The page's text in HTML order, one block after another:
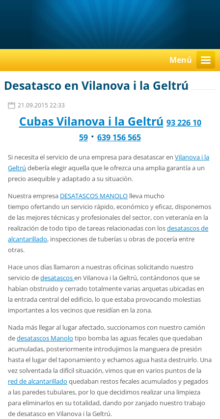
Menú
Desatasco en Vilanova i la Geltrú
21.09.2015 22:33
Cubas Vilanova i la Geltrú 93 226 10
59 · 639 156 565
Si necesita el servicio de una empresa para desatascar enVilanova i la
Geltrú debería elegir aquella que le ofrezca una amplia garantía a un
precio asequible y adaptado a su situación.
Nuestra empresa DESATASCOS MANOLO lleva mucho
tiempo ofertando un servicio rápido, económico y eficaz, disponemos
de las mejores técnicas y profesionales del sector, con veteranía en la
realización de todo tipo de tareas relacionadas con losdesatascos de
alcantarillado, inspecciones de tuberías u obras de pocería entre
otras.
Hace unos días llamaron a nuestras oficinas solicitando nuestro
servicio dedesatascosen Vilanova i la Geltrú, contándonos que se
habían obstruido y cerrado totalmente varias arquetas ubicadas en
la entrada central del edificio, lo que estaba provocando molestias
importantes a los vecinos que residían en la zona.
Nada más llegar al lugar afectado, succionamos con nuestro camión
dedesatascos Manolo tipo bomba las aguas fecales que quedaban
acumuladas, posteriormente introdujimos la manguera de presión
hasta el lugar del taponamiento y echamos agua hasta destruirlo. Una
vez solventada la difícil situación, vimos que en varios puntos de la
red de alcantarillado quedaban restos fecales acumulados y pegados
a las paredes tubulares, por lo que decidimos realizar una limpieza
para eliminarlos en su totalidad, dando por zanjado nuestro trabajo
de desatasco en Vilanova i la Geltrú.